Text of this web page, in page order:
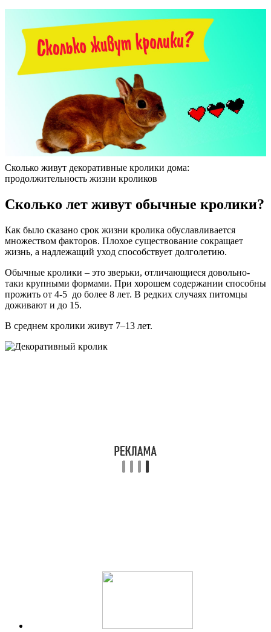
Сколько живут декоративные кролики дома:
продолжительность жизни кроликов
Сколько лет живут обычные кролики?
Как было сказано срок жизни кролика обуславливается
множеством факторов. Плохое существование сокращает
жизнь, а надлежащий уход способствует долголетию.
Обычные кролики – это зверьки, отличающиеся довольно-
таки крупными формами. При хорошем содержании способны
прожить от 4-5 до более 8 лет. В редких случаях питомцы
доживают и до 15.
В среднем кролики живут 7–13 лет.